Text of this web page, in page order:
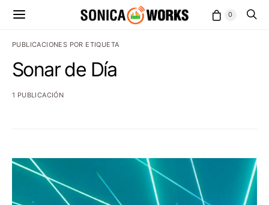
0
PUBLICACIONES POR ETIQUETA
Sonar de Día
1 PUBLICACIÓN